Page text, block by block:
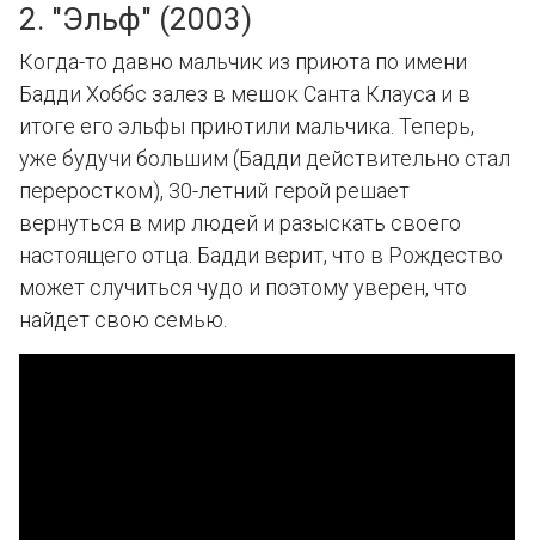
2. "Эльф" (2003)
Когда-то давно мальчик из приюта по имени
Бадди Хоббс залез в мешок Санта Клауса и в
итоге его эльфы приютили мальчика. Теперь,
уже будучи большим (Бадди действительно стал
переростком), 30-летний герой решает
вернуться в мир людей и разыскать своего
настоящего отца. Бадди верит, что в Рождество
может случиться чудо и поэтому уверен, что
найдет свою семью.